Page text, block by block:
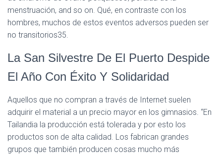
menstruación, and so on. Qué, en contraste con los
hombres, muchos de estos eventos adversos pueden ser
no transitorios35.
La San Silvestre De El Puerto Despide
El Año Con Éxito Y Solidaridad
Aquellos que no compran a través de Internet suelen
adquirir el material a un precio mayor en los gimnasios. “En
Tailandia la producción está tolerada y por esto los
productos son de alta calidad. Los fabrican grandes
grupos que también producen cosas mucho más